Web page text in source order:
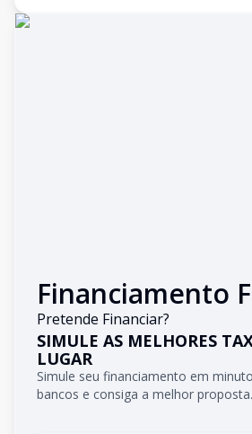
Financiamento
Pretende Financiar?
SIMULE AS MELHORES
LUGAR
Simule seu financiamento em
bancos e consiga a melhor proposta.